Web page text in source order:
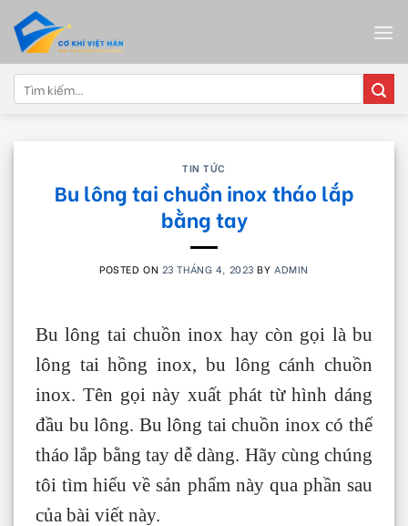
content
Tìm
kiếm:
TIN TỨC
Bu lông tai chuồn inox tháo lắp
bằng tay
POSTED ON 23 THÁNG 4, 2023 BY ADMIN
Bu lông tai chuồn inox hay còn gọi là bu
lông tai hồng inox, bu lông cánh chuồn
inox. Tên gọi này xuất phát từ hình dáng
đầu bu lông. Bu lông tai chuồn inox có thể
tháo lắp bằng tay dễ dàng. Hãy cùng chúng
tôi tìm hiểu về sản phẩm này qua phần sau
của bài viết này.